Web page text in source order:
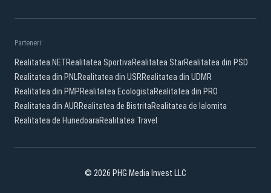
Parteneri:
Realitatea.NETRealitatea SportivaRealitatea StarRealitatea din PSD
Realitatea din PNLRealitatea din USRRealitatea din UDMR
Realitatea din PMPRealitatea EcologistaRealitatea din PRO
Realitatea din AURRealitatea de BistritaRealitatea de Ialomita
Realitatea de HunedoaraRealitatea Travel
© 2026 PHG Media Invest LLC